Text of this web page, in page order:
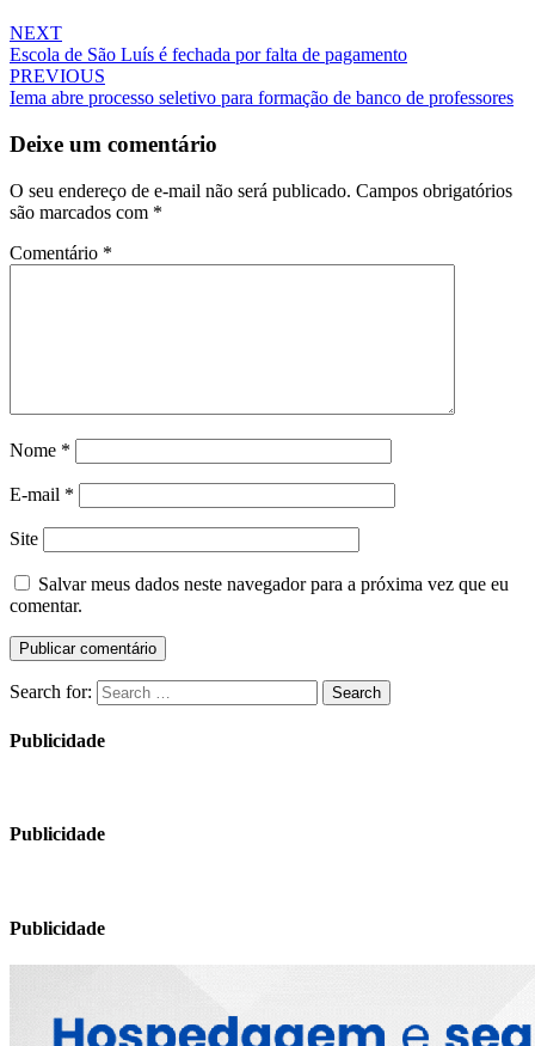
NEXT
Escola de São Luís é fechada por falta de pagamento
PREVIOUS
Iema abre processo seletivo para formação de banco de professores
Deixe um comentário
O seu endereço de e-mail não será publicado. Campos obrigatórios
são marcados com *
Comentário *
Nome *
E-mail *
Site
Salvar meus dados neste navegador para a próxima vez que eu
comentar.
Search for: Search
Publicidade
Publicidade
Publicidade